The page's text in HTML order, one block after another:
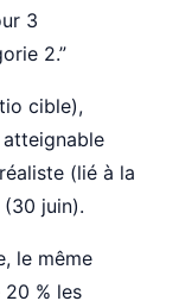
3
2.”
cible),
atteignable
(lié à la
juin).
le même
20 % les